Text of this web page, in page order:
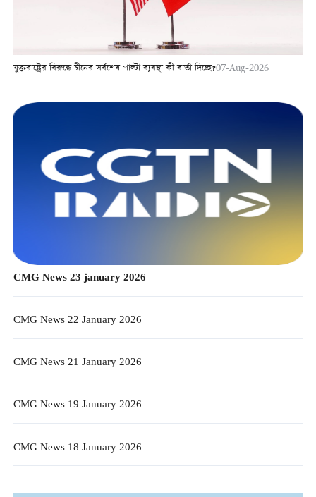
যুক্তরাষ্ট্রের বিরুদ্ধে চীনের সর্বশেষ পাল্টা ব্যবস্থা কী বার্তা দিচ্ছে?07-Aug-2026
CMG News 23 january 2026
CMG News 22 January 2026
CMG News 21 January 2026
CMG News 19 January 2026
CMG News 18 January 2026